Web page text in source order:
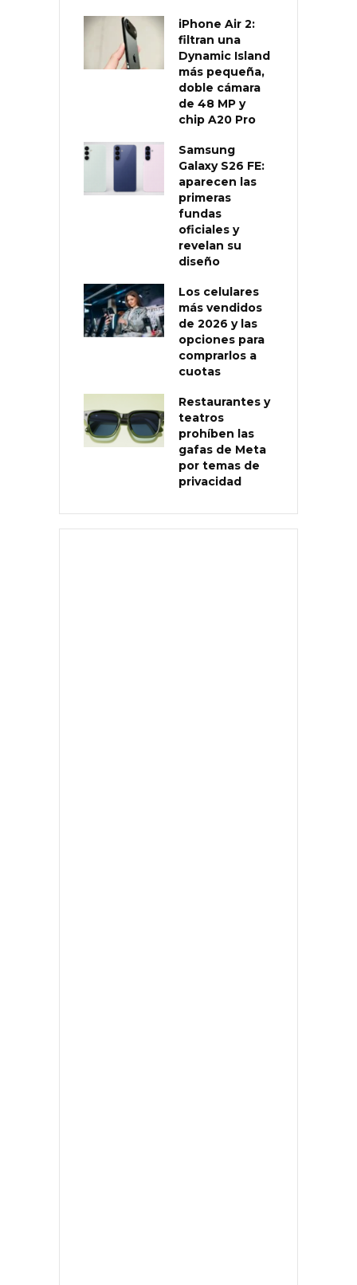
iPhone Air 2:
filtran una
Dynamic Island
más pequeña,
doble cámara
de 48 MP y
chip A20 Pro
Samsung
Galaxy S26 FE:
aparecen las
primeras
fundas
oficiales y
revelan su
diseño
Los celulares
más vendidos
de 2026 y las
opciones para
comprarlos a
cuotas
Restaurantes y
teatros
prohíben las
gafas de Meta
por temas de
privacidad